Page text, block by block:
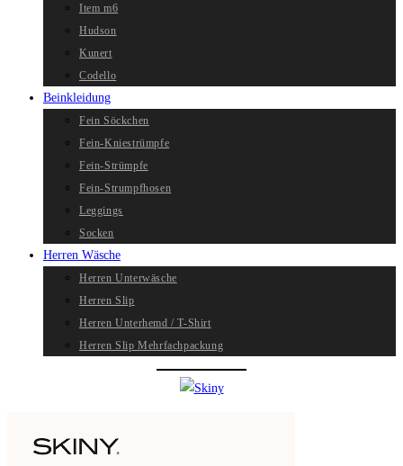
Item m6
Hudson
Kunert
Codello
Beinkleidung
Fein Söckchen
Fein-Kniestrümpfe
Fein-Strümpfe
Fein-Strumpfhosen
Leggings
Socken
Herren Wäsche
Herren Unterwäsche
Herren Slip
Herren Unterhemd / T-Shirt
Herren Slip Mehrfachpackung